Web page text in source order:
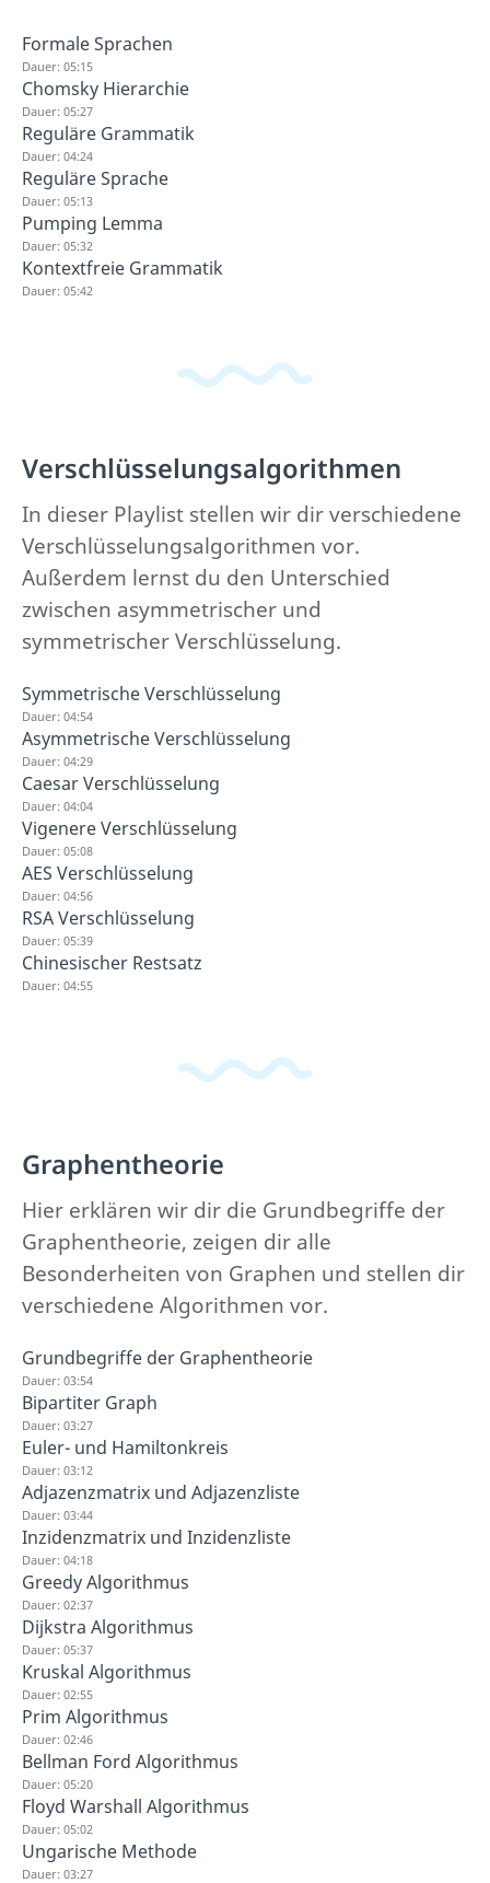
Formale Sprachen
Dauer: 05:15
Chomsky Hierarchie
Dauer: 05:27
Reguläre Grammatik
Dauer: 04:24
Reguläre Sprache
Dauer: 05:13
Pumping Lemma
Dauer: 05:32
Kontextfreie Grammatik
Dauer: 05:42
Verschlüsselungsalgorithmen
In dieser Playlist stellen wir dir verschiedene
Verschlüsselungsalgorithmen vor.
Außerdem lernst du den Unterschied
zwischen asymmetrischer und
symmetrischer Verschlüsselung.
Symmetrische Verschlüsselung
Dauer: 04:54
Asymmetrische Verschlüsselung
Dauer: 04:29
Caesar Verschlüsselung
Dauer: 04:04
Vigenere Verschlüsselung
Dauer: 05:08
AES Verschlüsselung
Dauer: 04:56
RSA Verschlüsselung
Dauer: 05:39
Chinesischer Restsatz
Dauer: 04:55
Graphentheorie
Hier erklären wir dir die Grundbegriffe der
Graphentheorie, zeigen dir alle
Besonderheiten von Graphen und stellen dir
verschiedene Algorithmen vor.
Grundbegriffe der Graphentheorie
Dauer: 03:54
Bipartiter Graph
Dauer: 03:27
Euler- und Hamiltonkreis
Dauer: 03:12
Adjazenzmatrix und Adjazenzliste
Dauer: 03:44
Inzidenzmatrix und Inzidenzliste
Dauer: 04:18
Greedy Algorithmus
Dauer: 02:37
Dijkstra Algorithmus
Dauer: 05:37
Kruskal Algorithmus
Dauer: 02:55
Prim Algorithmus
Dauer: 02:46
Bellman Ford Algorithmus
Dauer: 05:20
Floyd Warshall Algorithmus
Dauer: 05:02
Ungarische Methode
Dauer: 03:27